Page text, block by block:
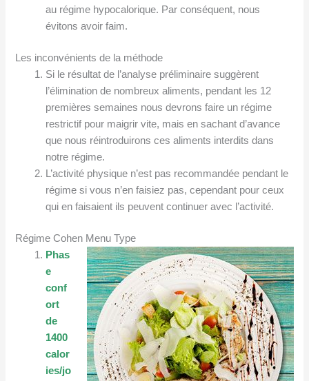
au régime hypocalorique. Par conséquent, nous
évitons avoir faim.
Les inconvénients de la méthode
Si le résultat de l’analyse préliminaire suggèrent
l’élimination de nombreux aliments, pendant les 12
premières semaines nous devrons faire un régime
restrictif pour maigrir vite, mais en sachant d’avance
que nous réintroduirons ces aliments interdits dans
notre régime.
L’activité physique n’est pas recommandée pendant le
régime si vous n’en faisiez pas, cependant pour ceux
qui en faisaient ils peuvent continuer avec l’activité.
Régime Cohen Menu Type
Phas
e
conf
ort
de
1400
calor
ies/jo